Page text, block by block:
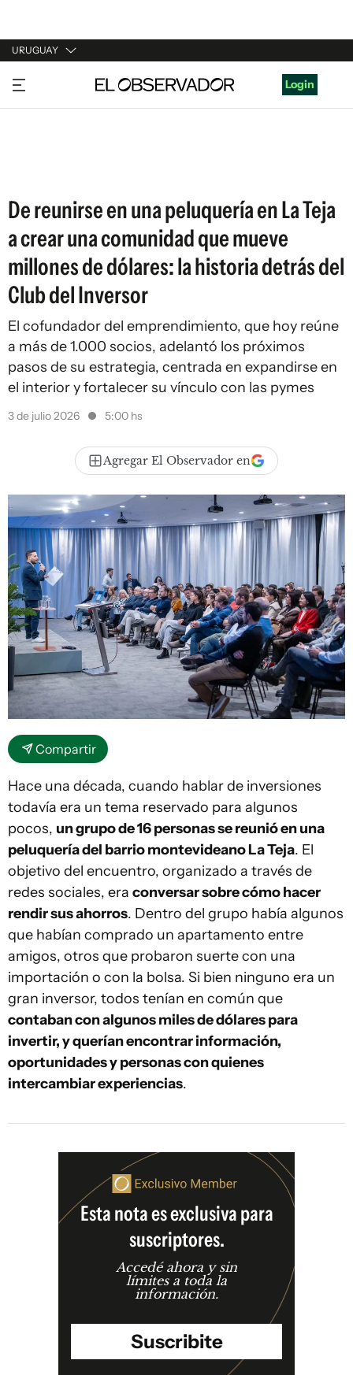
URUGUAY
URUGUAY
ARGENTINA
Login
De reunirse en una peluquería en La Teja
a crear una comunidad que mueve
millones de dólares: la historia detrás del
Club del Inversor
El cofundador del emprendimiento, que hoy reúne
a más de 1.000 socios, adelantó los próximos
pasos de su estrategia, centrada en expandirse en
el interior y fortalecer su vínculo con las pymes
3 de julio 2026 5:00 hs
Agregar El Observador en
Compartir
Hace una década, cuando hablar de inversiones
todavía era un tema reservado para algunos
pocos, un grupo de 16 personas se reunió en una
peluquería del barrio montevideano La Teja. El
objetivo del encuentro, organizado a través de
redes sociales, era conversar sobre cómo hacer
rendir sus ahorros. Dentro del grupo había algunos
que habían comprado un apartamento entre
amigos, otros que probaron suerte con una
importación o con la bolsa. Si bien ninguno era un
gran inversor, todos tenían en común que
contaban con algunos miles de dólares para
invertir, y querían encontrar información,
oportunidades y personas con quienes
intercambiar experiencias.
Esta nota es exclusiva para
suscriptores.
Accedé ahora y sin
límites a toda la
información.
Suscribite